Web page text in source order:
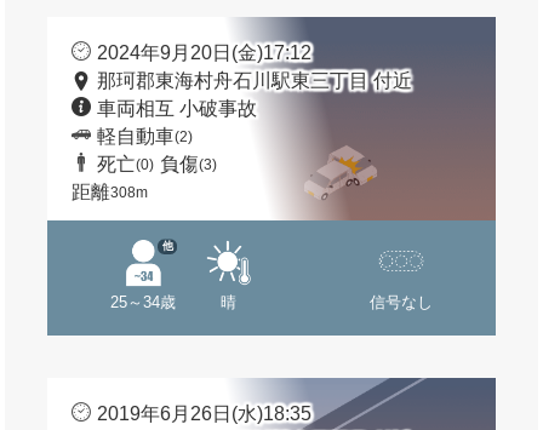
2024年9月20日(金)17:12
那珂郡東海村舟石川駅東三丁目 付近
車両相互 小破事故
軽自動車(2)
死亡(0) 負傷(3)
距離308m
25～34歳
他
晴 信号なし
2019年6月26日(水)18:35